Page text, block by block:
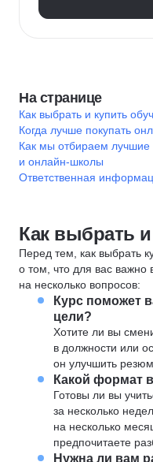
Цифровая
На странице
Как выбрать и купить
Когда лучше покупать
Как мы отбираем лучшие
и онлайн-школы
Ответственная
Как выбрать
Перед тем, как выбрать
о том, что для вас важно
на несколько вопросов:
Курс поможет
цели?
Хотите ли вы
в должности или
он улучшить
Какой формат
Готовы ли вы
за несколько
на несколько
предпочитаете
Нужна ли вам